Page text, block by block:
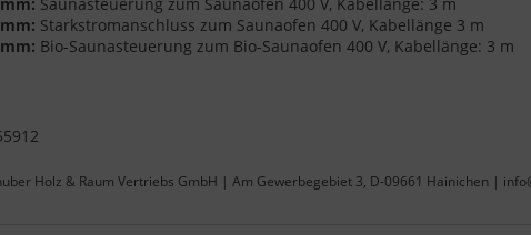
Starkstromanschluss zum Saunaofen 400 V, Kabellänge 3 m
Bio-Saunasteuerung zum Bio-Saunaofen 400 V, Kabellänge: 3 m
Holz & Raum Vertriebs GmbH | Am Gewerbegebiet 3, D-09661 Hainichen |